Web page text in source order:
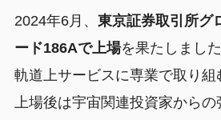
2024年6月、 東京証券取引所グ
ード186Aで上場を果たしまし
軌道上サービスに専業で取り組
上場後は宇宙関連投資家から